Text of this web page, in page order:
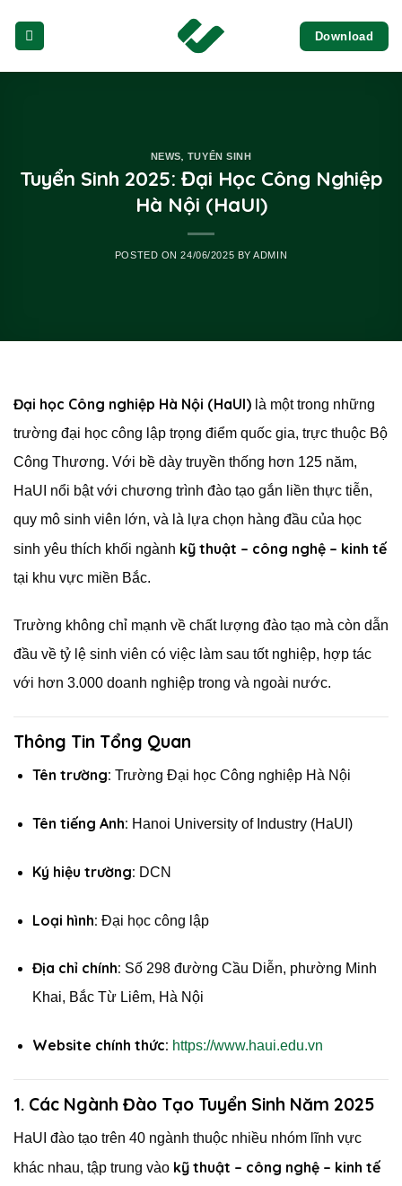
content
Download
NEWS TUYỂN SINH
Tuyển Sinh 2025: Đại Học Công Nghiệp
Hà Nội (HaUI)
POSTED ON24/06/2025 BYADMIN
Đại học Công nghiệp Hà Nội (HaUI) là một trong những
trường đại học công lập trọng điểm quốc gia, trực thuộc Bộ
Công Thương. Với bề dày truyền thống hơn 125 năm,
HaUI nổi bật với chương trình đào tạo gắn liền thực tiễn,
quy mô sinh viên lớn, và là lựa chọn hàng đầu của học
sinh yêu thích khối ngành kỹ thuật – công nghệ – kinh tế
tại khu vực miền Bắc.
Trường không chỉ mạnh về chất lượng đào tạo mà còn dẫn
đầu về tỷ lệ sinh viên có việc làm sau tốt nghiệp, hợp tác
với hơn 3.000 doanh nghiệp trong và ngoài nước.
Thông Tin Tổng Quan
Tên trường: Trường Đại học Công nghiệp Hà Nội
Tên tiếng Anh: Hanoi University of Industry (HaUI)
Ký hiệu trường: DCN
Loại hình: Đại học công lập
Địa chỉ chính: Số 298 đường Cầu Diễn, phường Minh
Khai, Bắc Từ Liêm, Hà Nội
Website chính thức: https://www.haui.edu.vn
1. Các Ngành Đào Tạo Tuyển Sinh Năm 2025
HaUI đào tạo trên 40 ngành thuộc nhiều nhóm lĩnh vực
khác nhau, tập trung vào kỹ thuật – công nghệ – kinh tế